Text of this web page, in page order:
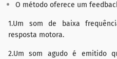
O método oferece um
1.Um som de baixa
resposta motora.
2.Um som agudo é emitido